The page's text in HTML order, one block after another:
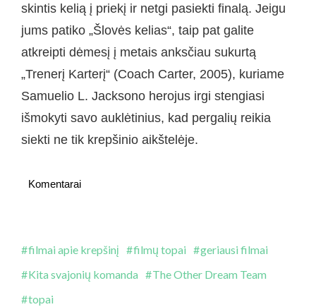
skintis kelią į priekį ir netgi pasiekti finalą. Jeigu
jums patiko „Šlovės kelias“, taip pat galite
atkreipti dėmesį į metais anksčiau sukurtą
„Trenerį Karterį“ (Coach Carter, 2005), kuriame
Samuelio L. Jacksono herojus irgi stengiasi
išmokyti savo auklėtinius, kad pergalių reikia
siekti ne tik krepšinio aikštelėje.
Komentarai
filmai apie krepšinį filmų topai
geriausi filmai
Kita svajonių komanda
The Other Dream Team
topai